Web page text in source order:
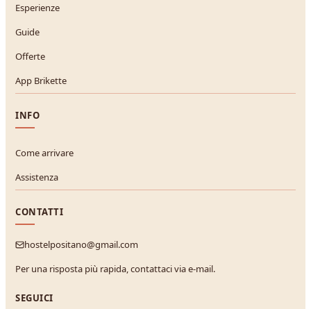
Esperienze
Guide
Offerte
App Brikette
INFO
Come arrivare
Assistenza
CONTATTI
hostelpositano@gmail.com
Per una risposta più rapida, contattaci via e-mail.
SEGUICI